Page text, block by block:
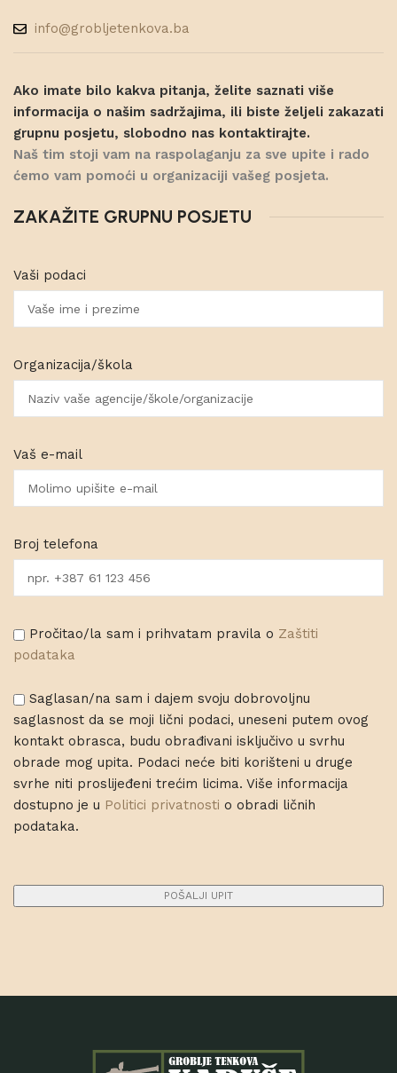
info@grobljetenkova.ba
Ako imate bilo kakva pitanja, želite saznati više
informacija o našim sadržajima, ili biste željeli zakazati
grupnu posjetu, slobodno nas kontaktirajte.
Naš tim stoji vam na raspolaganju za sve upite i rado
ćemo vam pomoći u organizaciji vašeg posjeta.
ZAKAŽITE GRUPNU POSJETU
Vaši podaci
Organizacija/škola
Vaš e-mail
Broj telefona
Pročitao/la sam i prihvatam pravila o Zaštiti
podataka
Saglasan/na sam i dajem svoju dobrovoljnu
saglasnost da se moji lični podaci, uneseni putem ovog
kontakt obrasca, budu obrađivani isključivo u svrhu
obrade mog upita. Podaci neće biti korišteni u druge
svrhe niti proslijeđeni trećim licima. Više informacija
dostupno je u Politici privatnosti o obradi ličnih
podataka.